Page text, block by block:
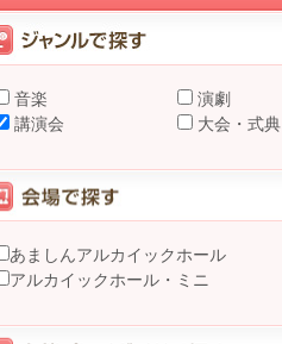
音楽 演劇
講演会
大会・式典
あましんアルカイックホール
アルカイックホール・ミニ